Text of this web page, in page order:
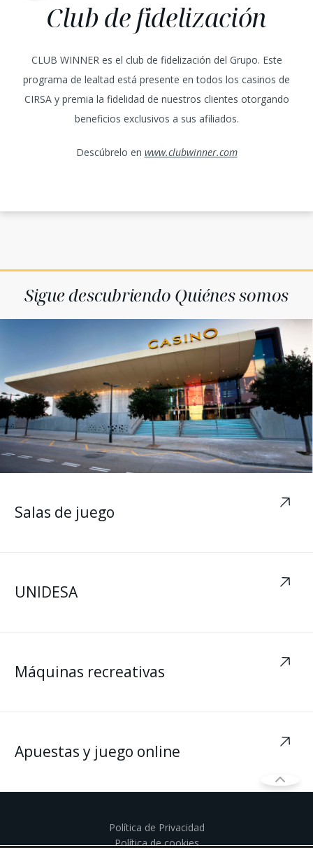
Club de fidelización
CLUB WINNER es el club de fidelización del Grupo. Este
programa de lealtad está presente en todos los casinos de
CIRSA y premia la fidelidad de nuestros clientes otorgando
beneficios exclusivos a sus afiliados.
Descúbrelo en www.clubwinner.com
Sigue descubriendo Quiénes somos
Salas de juego
UNIDESA
Máquinas recreativas
Apuestas y juego online
Política de Privacidad
Política de cookies